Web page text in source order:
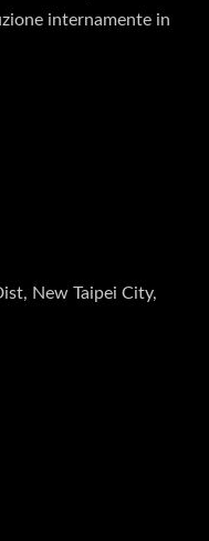
internamente in
New Taipei City,